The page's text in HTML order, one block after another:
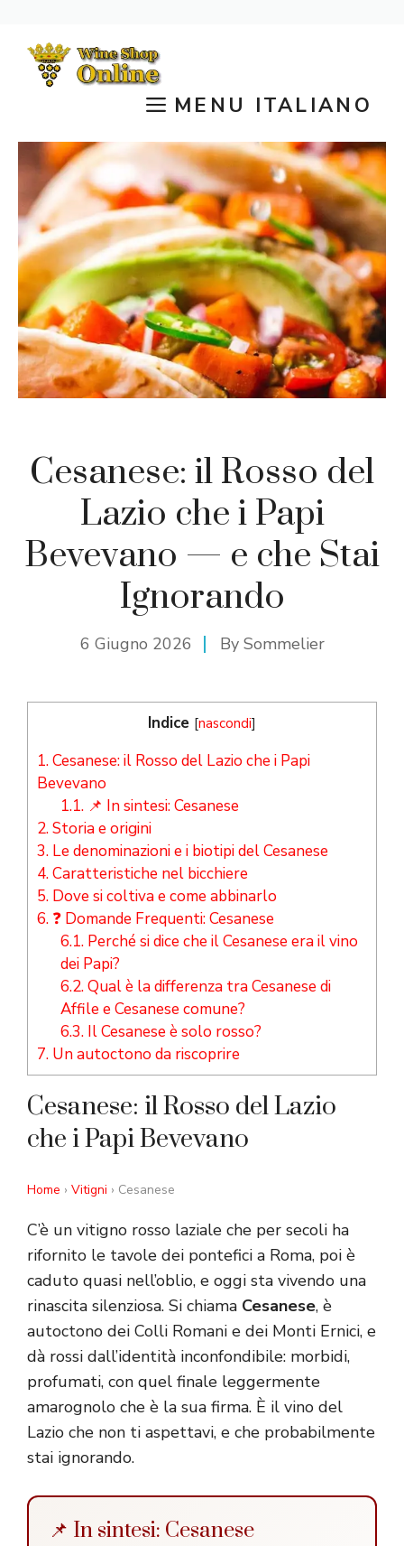
contenuto
MENU ITALIANO
Cesanese: il Rosso del
Lazio che i Papi
Bevevano — e che Stai
Ignorando
6 Giugno 2026 By Sommelier
Indice [nascondi]
1.Cesanese: il Rosso del Lazio che i Papi
Bevevano
1.1.📌 In sintesi: Cesanese
2.Storia e origini
3. Le denominazioni e i biotipi del Cesanese
4.Caratteristiche nel bicchiere
5. Dove si coltiva e come abbinarlo
6. ❓ Domande Frequenti: Cesanese
6.1.Perché si dice che il Cesanese era il vino
dei Papi?
6.2.Qual è la differenza tra Cesanese di
Affile e Cesanese comune?
6.3.Il Cesanese è solo rosso?
7. Un autoctono da riscoprire
Cesanese: il Rosso del Lazio
che i Papi Bevevano
Home › Vitigni › Cesanese
C’è un vitigno rosso laziale che per secoli ha
rifornito le tavole dei pontefici a Roma, poi è
caduto quasi nell’oblio, e oggi sta vivendo una
rinascita silenziosa. Si chiama Cesanese, è
autoctono dei Colli Romani e dei Monti Ernici, e
dà rossi dall’identità inconfondibile: morbidi,
profumati, con quel finale leggermente
amarognolo che è la sua firma. È il vino del
Lazio che non ti aspettavi, e che probabilmente
stai ignorando.
📌 In sintesi: Cesanese